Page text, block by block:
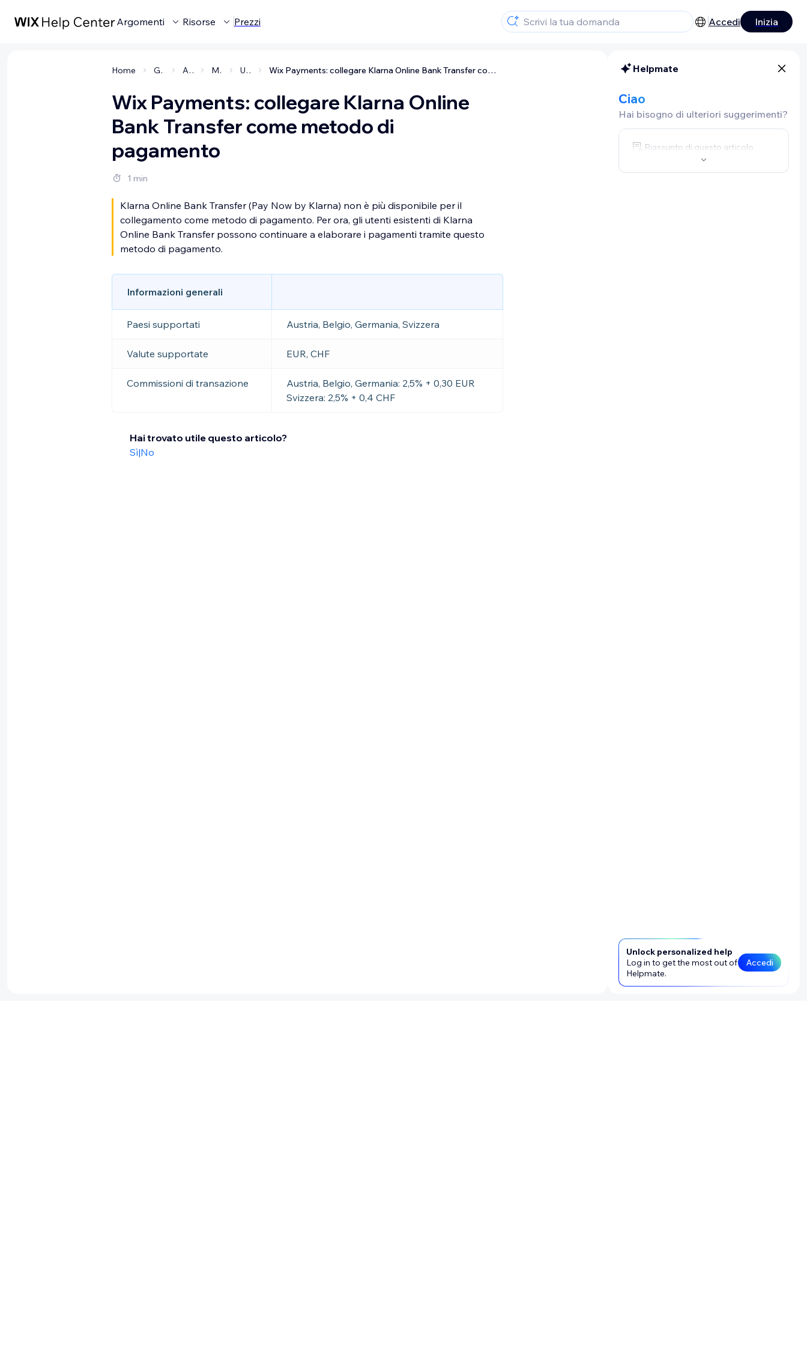
Argomenti Risorse Prezzi Accedi Inizia
Home Gestire la tua attività Accettare pagamenti sul tuo sito Metodi e provider di pagamento Utilizzare Wix Payments Wix Payments: collegare Klarna Online Bank Transfer come metodo di pagamento
Wix Payments: collegare Klarna Online
Bank Transfer come metodo di
pagamento
1 min
Klarna Online Bank Transfer (Pay Now by Klarna) non è più disponibile per il
collegamento come metodo di pagamento. Per ora, gli utenti esistenti di Klarna
Online Bank Transfer possono continuare a elaborare i pagamenti tramite questo
metodo di pagamento.
Informazioni generali
Paesi supportati Austria, Belgio, Germania, Svizzera
Valute supportate EUR, CHF
Commissioni di transazione
Austria, Belgio, Germania: 2,5% + 0,30 EUR
Svizzera: 2,5% + 0,4 CHF
Hai trovato utile questo articolo?
Sì|No
Helpmate
Ciao
Hai bisogno di ulteriori suggerimenti?
Riassunto di questo articolo
Unlock personalized help
Log in to get the most out of
Helpmate.
Accedi